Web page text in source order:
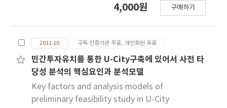
그대로 남아 이상원인 검출에 어려움이 생길 수 있다.
본 연구에서는 기존의 Shewhart 관리도보다 가중치
에 따라 작은 변화에 보다 더 민감하게 반응하는
EWMA 관리도를 바탕으로 장치 공정에서의 모니터
링 효율성 재고를 위한 모델을 제안하고자 한다.
regression analysis, based on the responses
knowledge transfer related positively with
incremental innovation. In moderating
effects, knowledge transfer interacts with
firm-size to have positive effect on
incremental innovation, but knowledge
4,000원 구매하기
2011.10 구독 인증기관 무료, 개인회원 유료
민간투자유치를 통한 U-City구축에 있어서 사전 타
당성 분석의 핵심요인과 분석모델
Key factors and analysis models of
preliminary feasibility study in U-City